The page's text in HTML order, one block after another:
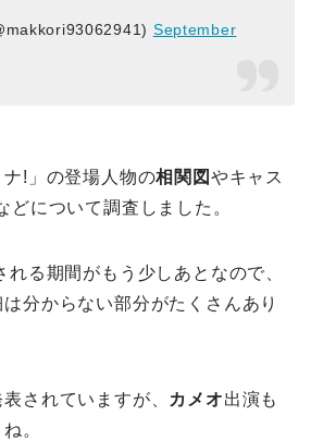
September
!」の登場人物の相関図 やキャス
どについて調査しました。
れる期間がもう少しあとなので、
分からない部分がたくさんあり
されていますが、 カメオ出演も
。